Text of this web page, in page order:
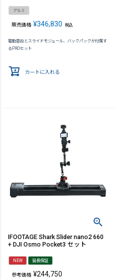
アルミ
販売価格 ¥346,830 税込
電動雲台とスライドモジュール、バックパックが付属す
るPROセット
カートに入れる
IFOOTAGE Shark Slider nano2 660
+ DJI Osmo Pocket3 セット
NEW 延長保証
参考価格 ¥244,750